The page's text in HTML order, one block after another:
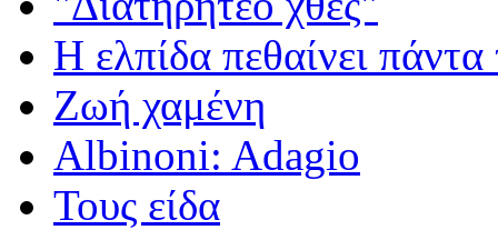
Η ελπίδα πεθαίνει πάντα
Ζωή χαμένη
Albinoni: Adagio
Τους είδα